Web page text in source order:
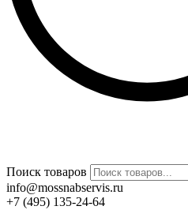
Поиск товаров
info@mossnabservis.ru
+7 (495) 135-24-64